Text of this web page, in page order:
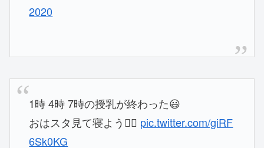
2020
1時 4時 7時の授乳が終わった😃
おはスタ見て寝よう🙆‍♂️ pic.twitter.com/giRF
6Sk0KG